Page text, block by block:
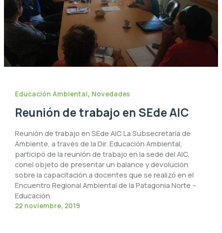
Educación Ambiental, Novedades
Reunión de trabajo en SEde AIC
Reunión de trabajo en SEde AIC La Subsecretaría de
Ambiente, a través de la Dir. Educación Ambiental,
participó de la reunión de trabajo en la sede del AIC,
conel objeto de presentar un balance y devolución
sobre la capacitación a docentes que se realizó en el
Encuentro Regional Ambiental de la Patagonia Norte –
Educación
22 noviembre, 2019